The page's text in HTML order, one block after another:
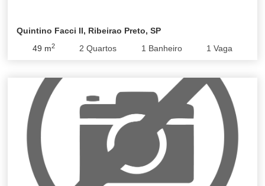
Quintino Facci II, Ribeirao Preto, SP
49 m2 2 Quartos 1 Banheiro 1 Vaga